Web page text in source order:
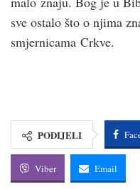
sve ostalo što o njima
smjernicama Crkve.
PODIJELI
Viber Email